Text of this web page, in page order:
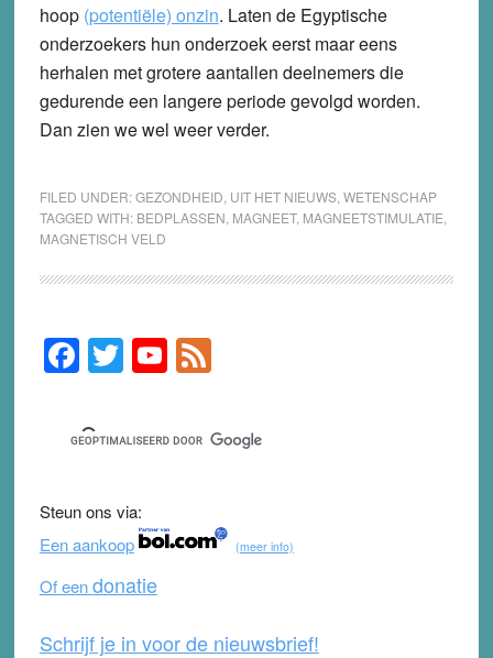
hoop (potentiële) onzin. Laten de Egyptische
onderzoekers hun onderzoek eerst maar eens
herhalen met grotere aantallen deelnemers die
gedurende een langere periode gevolgd worden.
Dan zien we wel weer verder.
FILED UNDER:GEZONDHEID UIT HET NIEUWS, WETENSCHAP
TAGGED WITH: BEDPLASSEN MAGNEET, MAGNEETSTIMULATIE
MAGNETISCH VELD
Primary
Sidebar
F
a
c
e
b
o
o
k
T
wi
tt
er
Y
o
u
T
b
e
F
e
d
Steun ons via:
Een aankoop
(meer info)
Of eendonatie
Schrijf je in voor de nieuwsbrief!